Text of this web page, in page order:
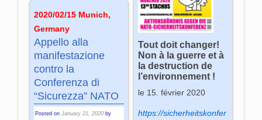
Tout doit changer!
Non à la guerre et à
la destruction de
l’environnement !
le 15. février 2020
https://sicherheitskonfer
2020/02/15 Munich,
Germany
Appello alla
manifestazione
contro la
Conferenza di
“Sicurezza” NATO
Posted onJanuary 21, 2020 by